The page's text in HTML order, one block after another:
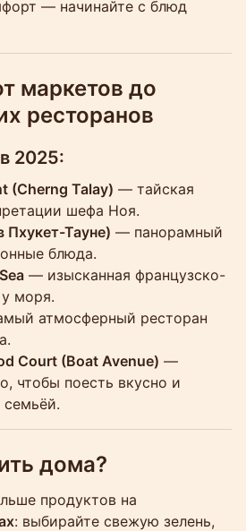
— начинайте с блюд
маркетов до
ресторанов
2025:
(Cherng Talay) — тайская
шефа Ноя.
Пхукет-Тауне) — панорамный
блюда.
— изысканная французско-
моря.
атмосферный ресторан
Court (Boat Avenue) —
чтобы поесть вкусно и
семьёй.
дома?
продуктов на
: выбирайте свежую зелень,